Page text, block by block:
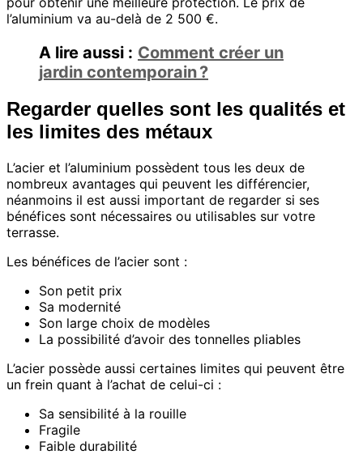
l’aluminium va au-delà de 2 500 €.
A lire aussi : Comment créer un
jardin contemporain ?
Regarder quelles sont les qualités et
les limites des métaux
L’acier et l’aluminium possèdent tous les deux de
nombreux avantages qui peuvent les différencier,
néanmoins il est aussi important de regarder si ses
bénéfices sont nécessaires ou utilisables sur votre
terrasse.
Les bénéfices de l’acier sont :
Son petit prix
Sa modernité
Son large choix de modèles
La possibilité d’avoir des tonnelles pliables
L’acier possède aussi certaines limites qui peuvent être
un frein quant à l’achat de celui-ci :
Sa sensibilité à la rouille
Fragile
Faible durabilité